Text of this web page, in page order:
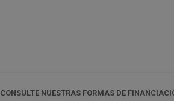
CONSULTE NUESTRAS FORMAS DE